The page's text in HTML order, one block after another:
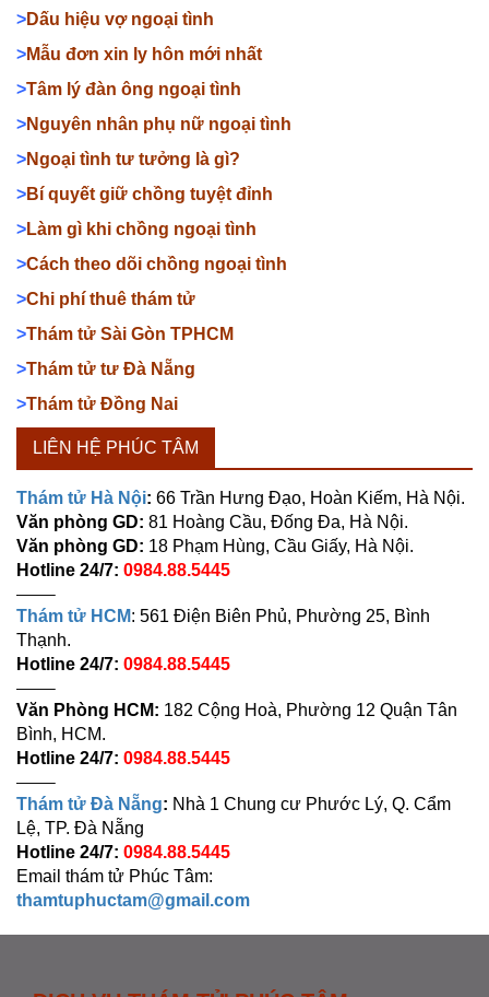
>Dấu hiệu vợ ngoại tình
>Mẫu đơn xin ly hôn mới nhất
>Tâm lý đàn ông ngoại tình
>Nguyên nhân phụ nữ ngoại tình
>Ngoại tình tư tưởng là gì?
>Bí quyết giữ chồng tuyệt đỉnh
>Làm gì khi chồng ngoại tình
>Cách theo dõi chồng ngoại tình
>Chi phí thuê thám tử
>Thám tử Sài Gòn TPHCM
>Thám tử tư Đà Nẵng
>Thám tử Đồng Nai
LIÊN HỆ PHÚC TÂM
Thám tử Hà Nội: 66 Trần Hưng Đạo, Hoàn Kiếm, Hà Nội.
Văn phòng GD: 81 Hoàng Cầu, Đống Đa, Hà Nội.
Văn phòng GD: 18 Phạm Hùng, Cầu Giấy, Hà Nội.
Hotline 24/7: 0984.88.5445
——–
Thám tử HCM: 561 Điện Biên Phủ, Phường 25, Bình
Thạnh.
Hotline 24/7: 0984.88.5445
——–
Văn Phòng HCM: 182 Cộng Hoà, Phường 12 Quận Tân
Bình, HCM.
Hotline 24/7: 0984.88.5445
——–
Thám tử Đà Nẵng: Nhà 1 Chung cư Phước Lý, Q. Cẩm
Lệ, TP. Đà Nẵng
Hotline 24/7: 0984.88.5445
Email thám tử Phúc Tâm:
thamtuphuctam@gmail.com